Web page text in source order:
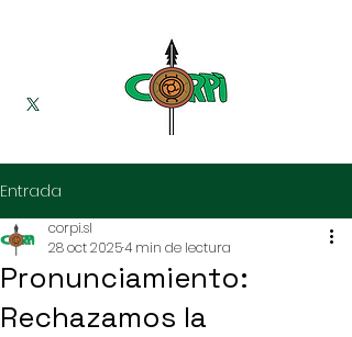
Entrada
Pronunciamiento:
Rechazamos la
corpi.sl
28 oct 20254 min de lectura